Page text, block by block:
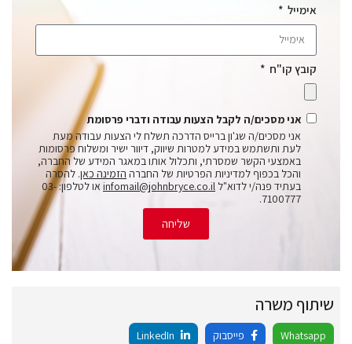
אימייל
קובץ קו"ח
אני מסכים/ה לקבל הצעות עבודה ודברי פרסומת
אני מסכים/ה שג'ון ברייס הדרכה תשלח לי הצעות עבודה מעת
לעת ותשתמש במידע למטרות שיווק, דיוור ישיר ומשלוח פרסומות
באמצעי הקשר שמסרתי, ותכלול אותו במאגר המידע של החברה,
והכל בכפוף למדיניות הפרטיות של החברה הזמינה כאן. להסרה
בעתיד פנה/י לדוא"ל infomail@johnbryce.co.il
או לטלפון: 03-
7100777.
שליחה
שיתוף משרה
Whatsapp פייסבוק